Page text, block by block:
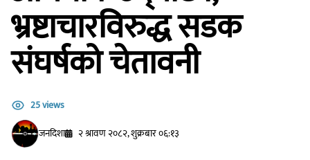
भ्रष्टाचारविरुद्ध सडक
संघर्षको चेतावनी
25 views
जनदिशा
२ श्रावण २०८२, शुक्रबार ०६:१३